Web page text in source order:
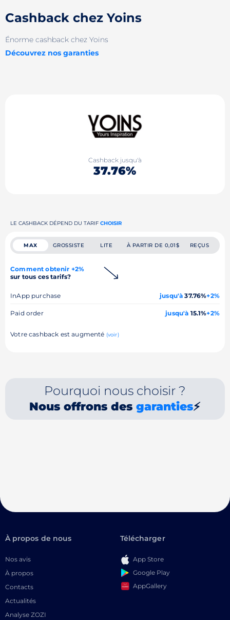
Cashback chez Yoins
Énorme cashback chez Yoins
Découvrez nos garanties
Cashback jusqu'à
37.76%
LE CASHBACK DÉPEND DU TARIF CHOISIR
MAX GROSSISTE LITE À PARTIR DE 0,01$ REÇUS
Comment obtenir +2%
sur tous ces tarifs?
InApp purchase jusqu'à 37.76%+2%
Paid order jusqu'à 15.1%+2%
Votre cashback est augmenté (voir)
Pourquoi nous choisir ?
Nous offrons desgaranties⚡
À propos de nous
Nos avis
À propos
Contacts
Actualités
Analyse ZOZI
Télécharger
App Store
Google Play
AppGallery